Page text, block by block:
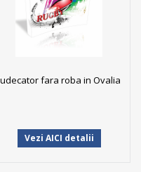
fara roba in Ovalia
Vezi AICI detalii